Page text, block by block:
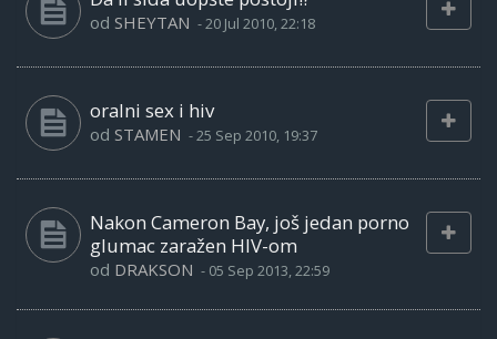
od SHEYTAN -20 Jul 2010, 22:18
oralni sex i hiv
od STAMEN -25 Sep 2010, 19:37
Nakon Cameron Bay, još jedan porno
glumac zaražen HIV-om
od DRAKSON - 05 Sep 2013, 22:59